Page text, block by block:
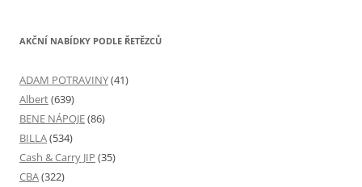
AKČNÍ NABÍDKY PODLE ŘETĚZCŮ
ADAM POTRAVINY(41)
Albert(639)
BENE NÁPOJE(86)
BILLA(534)
Cash & Carry JIP (35)
CBA(322)